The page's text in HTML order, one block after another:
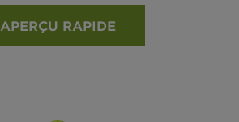
APERÇU RAPIDE